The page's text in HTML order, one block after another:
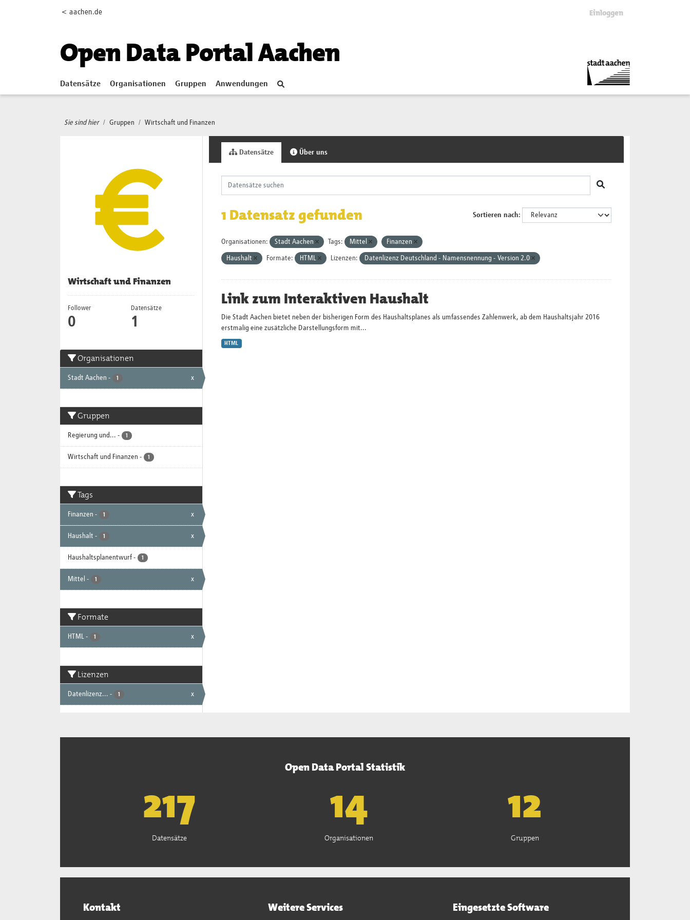
< aachen.de Einloggen
Open Data Portal Aachen
Datensätze Organisationen Gruppen Anwendungen
Sie sind hier Gruppen Wirtschaft und Finanzen
Wirtschaft und Finanzen
Follower
0
Datensätze
1
Organisationen
Stadt Aachen - 1 x
Gruppen
Regierung und... - 1
Wirtschaft und Finanzen - 1
Tags
Finanzen - 1 x
Haushalt - 1 x
Haushaltsplanentwurf - 1
Mittel - 1 x
Formate
HTML - 1 x
Lizenzen
Datenlizenz... - 1 x
Datensätze Über uns
Sortieren nach
1 Datensatz gefunden
Organisationen: Stadt Aachen Tags: Mittel Finanzen
Haushalt Formate: HTML Lizenzen: Datenlizenz Deutschland - Namensnennung - Version 2.0
Link zum Interaktiven Haushalt
Die Stadt Aachen bietet neben der bisherigen Form des Haushaltsplanes als umfassendes Zahlenwerk, ab dem Haushaltsjahr 2016
erstmalig eine zusätzliche Darstellungsform mit...
HTML
Open Data Portal Statistik
221
Datensätze
15
Organisationen
13
Gruppen
Kontakt Weitere Services Eingesetzte Software